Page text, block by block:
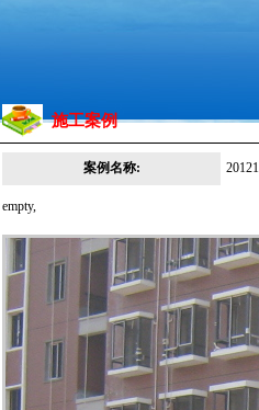
施工案例
案例名称:
empty,